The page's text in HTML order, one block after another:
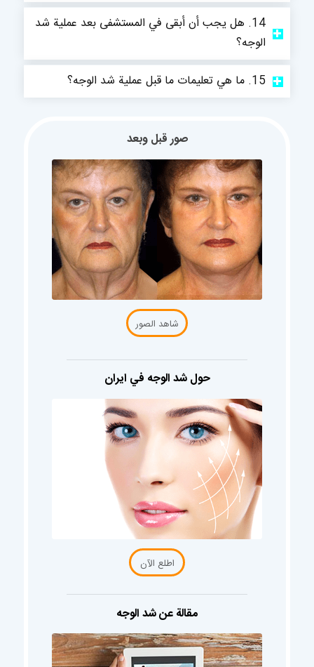
14. هل يجب أن أبقى في المستشفى بعد عملية شد
الوجه؟
15. ما هي تعليمات ما قبل عملية شد الوجه؟
صور قبل وبعد
شاهد الصور
حول شد الوجه في ايران
اطلع الآن
مقالة عن شد الوجه